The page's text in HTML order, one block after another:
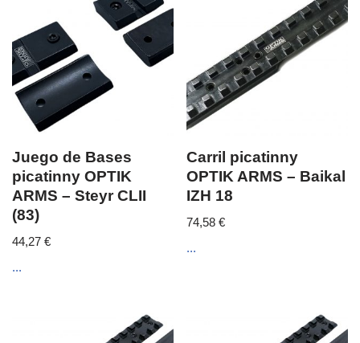
Juego de Bases
picatinny OPTIK
ARMS – Steyr CLII
(83)
44,27 €
...
Carril picatinny
OPTIK ARMS – Baikal
IZH 18
74,58€
...